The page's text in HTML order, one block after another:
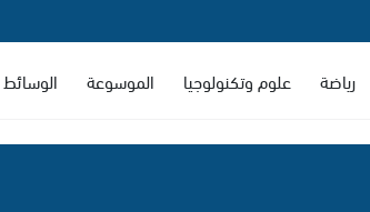
رياضة علوم وتكنولوجيا الموسوعة الوسائط